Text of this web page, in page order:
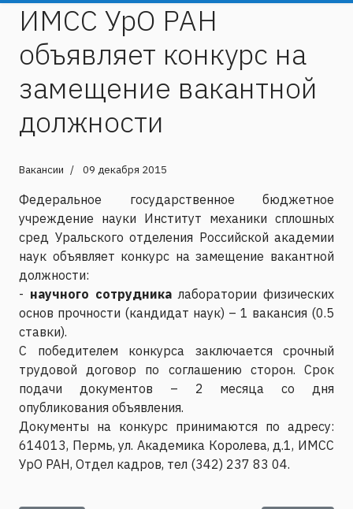
ИМСС УрО РАН
объявляет конкурс на
замещение вакантной
должности
Вакансии 09 декабря 2015
Федеральное государственное бюджетное
учреждение науки Институт механики сплошных
сред Уральского отделения Российской академии
наук объявляет конкурс на замещение вакантной
должности:
- научного сотрудника лаборатории физических
основ прочности (кандидат наук) – 1 вакансия (0.5
ставки).
C победителем конкурса заключается срочный
трудовой договор по соглашению сторон. Срок
подачи документов – 2 месяца со дня
опубликования объявления.
Документы на конкурс принимаются по адресу:
614013, Пермь, ул. Академика Королева, д.1, ИМСС
УрО РАН, Отдел кадров, тел (342) 237 83 04.